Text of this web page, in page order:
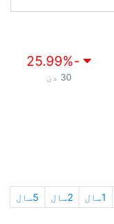
-25.99
%
30 دن
1سال 2سال 5سال